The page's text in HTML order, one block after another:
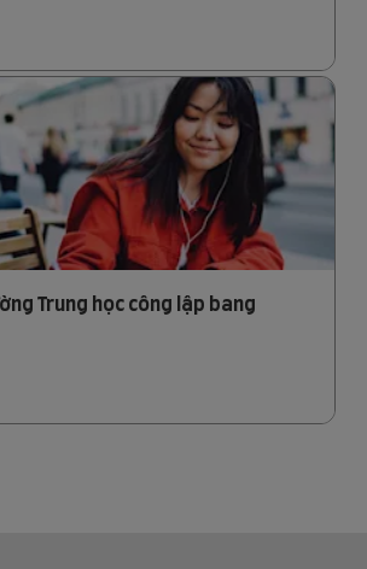
Trung học công lập bang